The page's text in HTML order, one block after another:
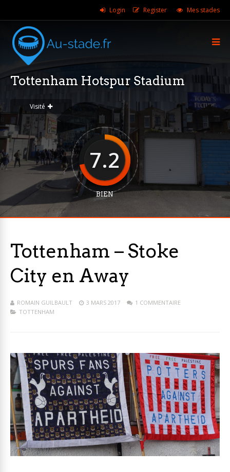
Login Register Mes stades
Tottenham Hotspur Stadium
Visité
7.2
BIEN
Tottenham – Stoke
City en Away
ROMAIN GUILBAULT 3 MARS 2017
1 COMMENTAIRE
TOTTENHAM